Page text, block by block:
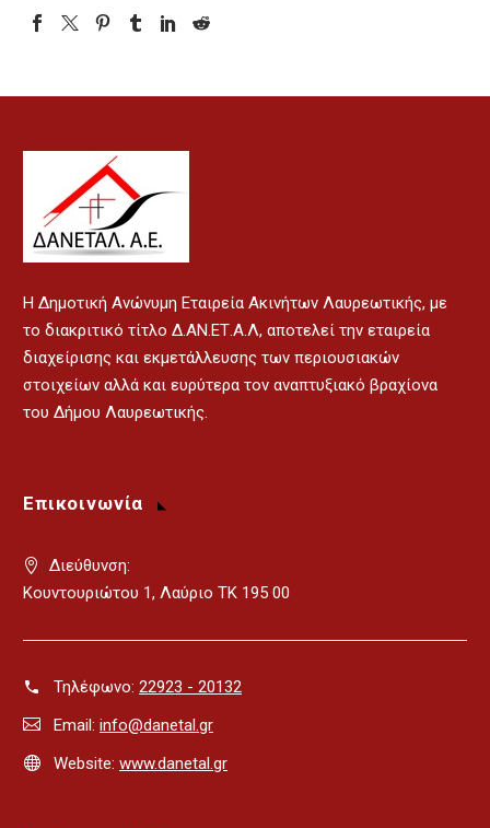
H Δημοτική Ανώνυμη Εταιρεία Ακινήτων Λαυρεωτικής, με
το διακριτικό τίτλο Δ.ΑΝ.ΕΤ.Α.Λ, αποτελεί την εταιρεία
διαχείρισης και εκμετάλλευσης των περιουσιακών
στοιχείων αλλά και ευρύτερα τον αναπτυξιακό βραχίονα
του Δήμου Λαυρεωτικής.
Επικοινωνία
Διεύθυνση:
Κουντουριώτου 1, Λαύριο ΤΚ 195 00
Τηλέφωνο: 22923 - 20132
Email: info@danetal.gr
Website: www.danetal.gr